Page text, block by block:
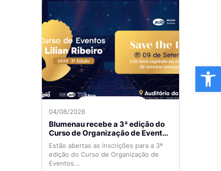
04/08/2026
Blumenau recebe a 3ª edição do
Curso de Organização de Eventos
Lilian Ribeiro
Estão abertas as inscrições para a 3ª
edição do Curso de Organização de
Eventos...